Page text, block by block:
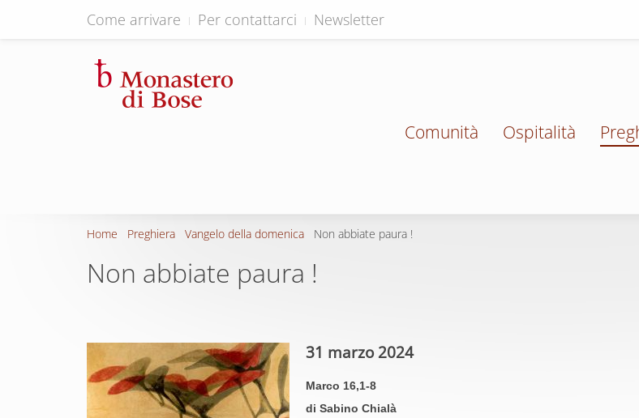
Come arrivare Per contattarci Newsletter
Comunità Ospitalità
Home Preghiera Vangelo della domenica Non abbiate paura !
Non abbiate paura !
31 marzo 2024
Marco 16,1-8
di Sabino Chialà